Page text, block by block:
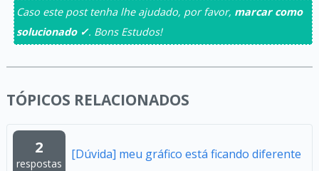
Caso este post tenha lhe ajudado, por favor, marcar como
solucionado ✓. Bons Estudos!
TÓPICOS RELACIONADOS
2
respostas
[Dúvida] meu gráfico está ficando diferente